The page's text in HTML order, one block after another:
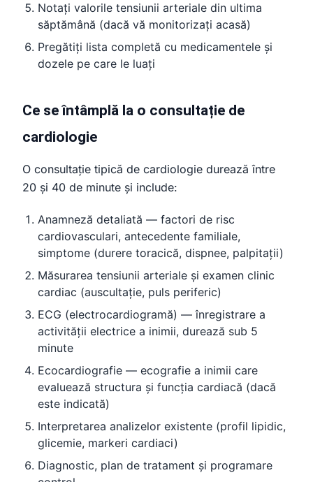
Notați valorile tensiunii arteriale din ultima
săptămână (dacă vă monitorizați acasă)
Pregătiți lista completă cu medicamentele și
dozele pe care le luați
Ce se întâmplă la o consultație de
cardiologie
O consultație tipică de cardiologie durează între
20 și 40 de minute și include:
Anamneză detaliată — factori de risc
cardiovasculari, antecedente familiale,
simptome (durere toracică, dispnee, palpitații)
Măsurarea tensiunii arteriale și examen clinic
cardiac (auscultație, puls periferic)
ECG (electrocardiogramă) — înregistrare a
activității electrice a inimii, durează sub 5
minute
Ecocardiografie — ecografie a inimii care
evaluează structura și funcția cardiacă (dacă
este indicată)
Interpretarea analizelor existente (profil lipidic,
glicemie, markeri cardiaci)
Diagnostic, plan de tratament și programare